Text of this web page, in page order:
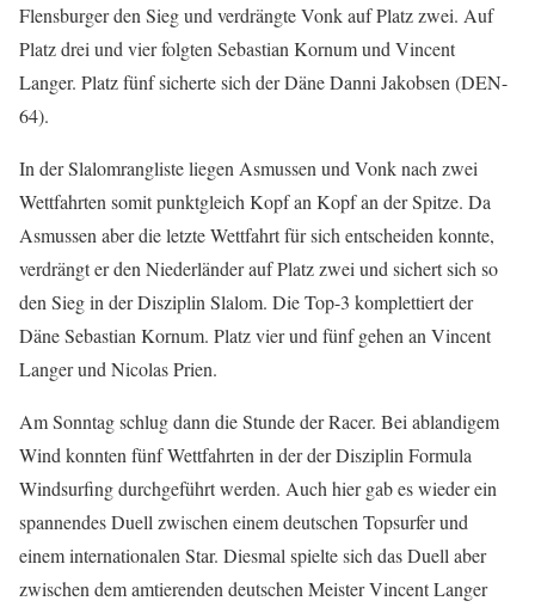
Flensburger den Sieg und verdrängte Vonk auf Platz zwei. Auf
Platz drei und vier folgten Sebastian Kornum und Vincent
Langer. Platz fünf sicherte sich der Däne Danni Jakobsen (DEN-
64).
In der Slalomrangliste liegen Asmussen und Vonk nach zwei
Wettfahrten somit punktgleich Kopf an Kopf an der Spitze. Da
Asmussen aber die letzte Wettfahrt für sich entscheiden konnte,
verdrängt er den Niederländer auf Platz zwei und sichert sich so
den Sieg in der Disziplin Slalom. Die Top-3 komplettiert der
Däne Sebastian Kornum. Platz vier und fünf gehen an Vincent
Langer und Nicolas Prien.
Am Sonntag schlug dann die Stunde der Racer. Bei ablandigem
Wind konnten fünf Wettfahrten in der der Disziplin Formula
Windsurfing durchgeführt werden. Auch hier gab es wieder ein
spannendes Duell zwischen einem deutschen Topsurfer und
einem internationalen Star. Diesmal spielte sich das Duell aber
zwischen dem amtierenden deutschen Meister Vincent Langer